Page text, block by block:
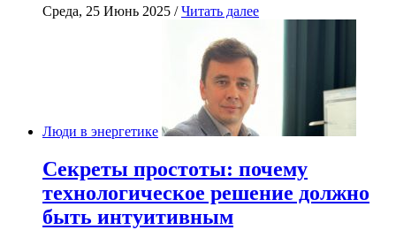
Среда, 25 Июнь 2025 /Читать далее
Люди в энергетике
Секреты простоты: почему
технологическое решение должно
быть интуитивным